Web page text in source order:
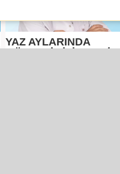
YAZ AYLARINDA
GÖZLERİMİZİ TEHDİT